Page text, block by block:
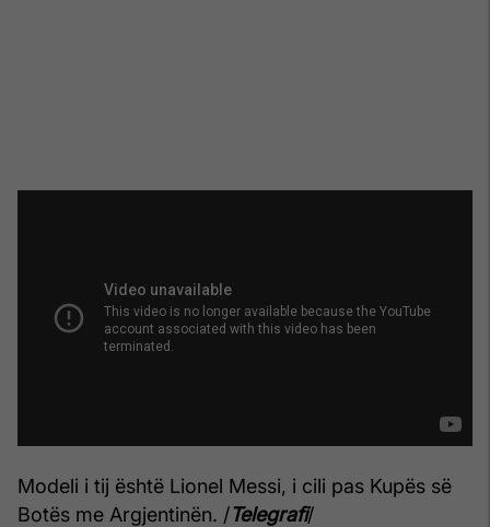
Modeli i tij është Lionel Messi, i cili pas Kupës së
Botës me Argjentinën. /Telegrafi/